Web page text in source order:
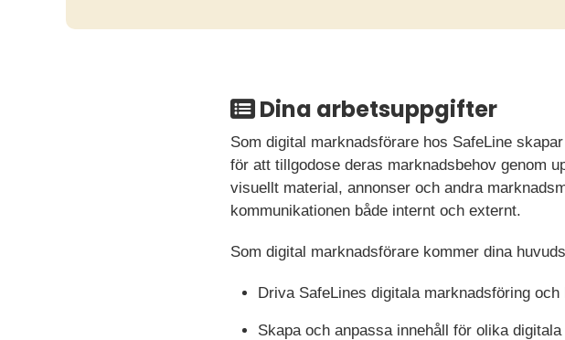
Dina arbetsuppgifter
Som digital marknadsförare hos SafeLine
för att tillgodose deras marknadsbehov genom
visuellt material, annonser och andra
kommunikationen både internt och externt.
Som digital marknadsförare kommer dina
Driva SafeLines digitala marknadsföring och
Skapa och anpassa innehåll för olika